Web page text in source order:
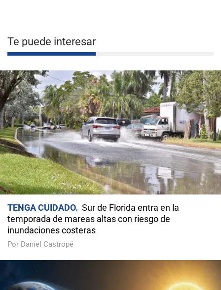
Te puede interesar
TENGA CUIDADO
Sur de Florida entra en la
temporada de mareas altas con riesgo de
inundaciones costeras
Por Daniel Castropé